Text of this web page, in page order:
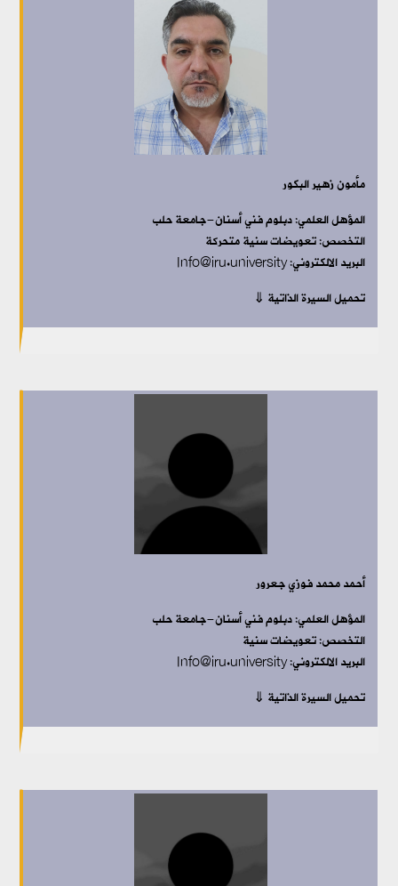
مأمون زهير البكور
المؤهل العلمي:دبلوم فني أسنان-جامعة حلب
التخصص:تعويضات سنية متحركة
البريد الالكتروني: Info@iru.university
تحميل السيرة الذاتية ⇓
أحمد محمد فوزي جعرور
المؤهل العلمي:دبلوم فني أسنان-جامعة حلب
التخصص:تعويضات سنية
البريد الالكتروني: Info@iru.university
تحميل السيرة الذاتية ⇓